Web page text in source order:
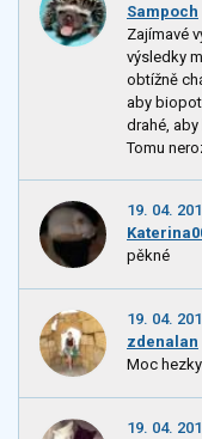
Sampoch
Zajímavé
výsledky
obtížně
aby
drahé,
Tomu
19. 04.
pěkné
19. 04.
zdenalan
Moc
19. 04.